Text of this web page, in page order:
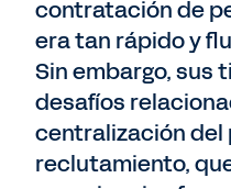
contratación de
era tan rápido y
Sin embargo, sus
desafíos
centralización del
reclutamiento,